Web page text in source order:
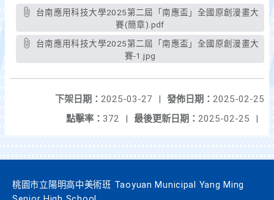
賽(簡章).pdf
賽-1.jpg
發佈日期： 2025-02-25
下架日期： 2025-03-27
|
最後更新日期： 2025-02-25 |
點擊率： 372 |
桃園市立陽明高中美術班 Taoyuan Municipal Yang Ming